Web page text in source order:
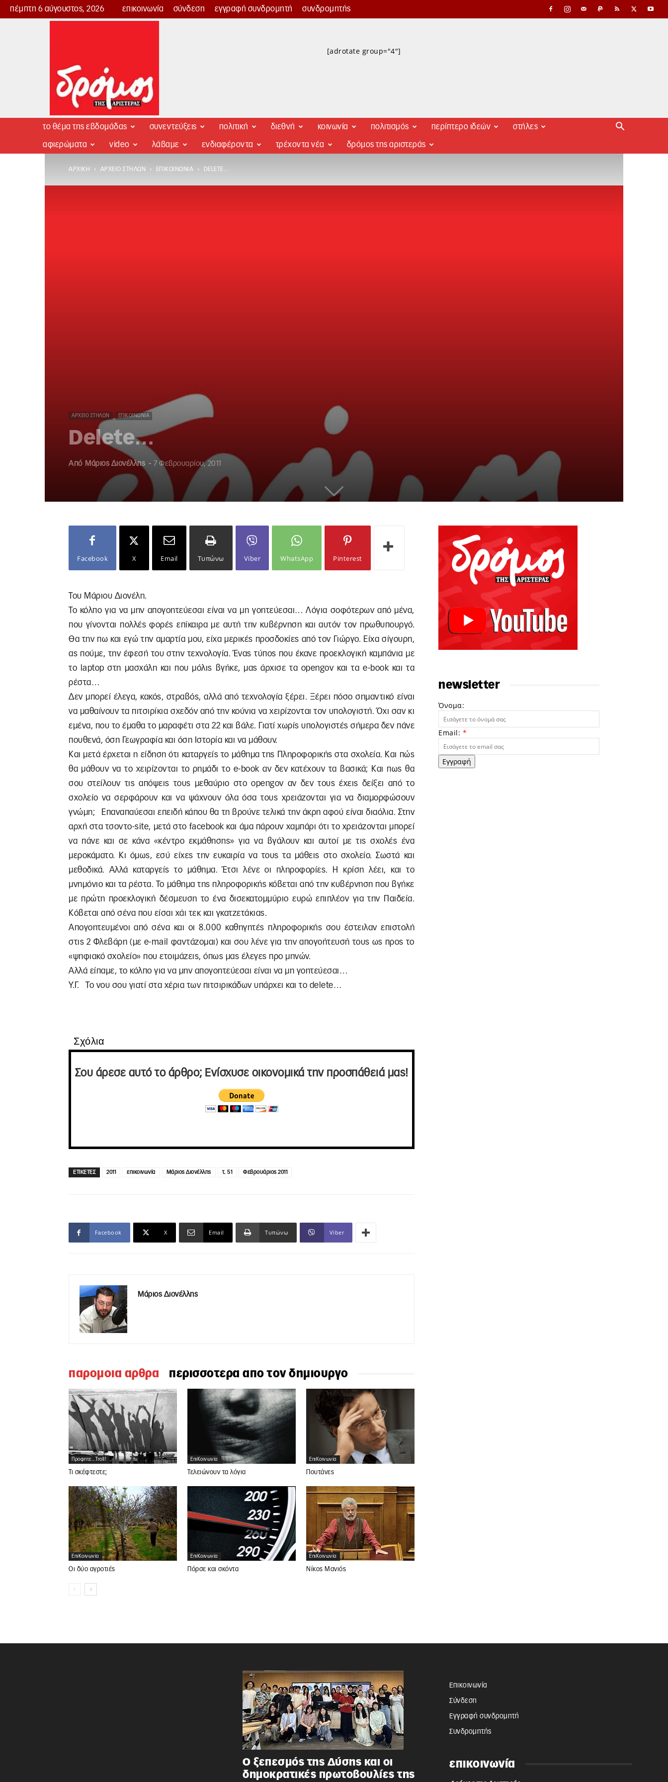
πέμπτη 6 αύγουστος, 2026 επικοινωνία σύνδεση εγγραφή συνδρομητή συνδρομητής
Δρόμος
[adrotate group="4"]
το θέμα της εβδομάδας συνεντεύξεις πολιτική διεθνή κοινωνία πολιτισμός περίπτερο ιδεών στήλες
αφιερώματα video λάβαμε ενδιαφέροντα τρέχοντα νέα δρόμος της αριστεράς
ΑΡΧΙΚΉ ΑΡΧΕΊΟ ΣΤΗΛΏΝ ΕΠΙΚΟΙΝΩΝΊΑ DELETE…
ΑΡΧΕΊΟ ΣΤΗΛΏΝ ΕΠΙΚΟΙΝΩΝΊΑ
Delete…
Από Μάριος Διονέλλης - 7 Φεβρουαρίου, 2011
Facebook X Email Τυπώνω Viber WhatsApp Pinterest
Του Μάριου Διονέλη.
Το κόλπο για να μην απογοητεύεσαι είναι να μη γοητεύεσαι… Λόγια σοφότερων από μένα,
που γίνονται πολλές φορές επίκαιρα με αυτή την κυβέρνηση και αυτόν τον πρωθυπουργό.
Θα την πω και εγώ την αμαρτία μου, είχα μερικές προσδοκίες από τον Γιώργο. Είχα σίγουρη,
ας πούμε, την έφεσή του στην τεχνολογία. Ένας τύπος που έκανε προεκλογική καμπάνια με
το laptop στη μασχάλη και που μόλις βγήκε, μας άρχισε τα opengov και τα e-book και τα
ρέστα…
Δεν μπορεί έλεγα, κακός, στραβός, αλλά από τεχνολογία ξέρει. Ξέρει πόσο σημαντικό είναι
να μαθαίνουν τα πιτσιρίκια σχεδόν από την κούνια να χειρίζονται τον υπολογιστή. Όχι σαν κι
εμένα, που το έμαθα το μαραφέτι στα 22 και βάλε. Γιατί χωρίς υπολογιστές σήμερα δεν πάνε
πουθενά, όση Γεωγραφία και όση Ιστορία και να μάθουν.
Και μετά έρχεται η είδηση ότι καταργείς το μάθημα της Πληροφορικής στα σχολεία. Και πώς
θα μάθουν να το χειρίζονται το ρημάδι το e-book αν δεν κατέχουν τα βασικά; Και πως θα
σου στείλουν τις απόψεις τους μεθαύριο στο opengov αν δεν τους έχεις δείξει από το
σχολείο να σερφάρουν και να ψάχνουν όλα όσα τους χρειάζονται για να διαμορφώσουν
γνώμη; Επαναπαύεσαι επειδή κάπου θα τη βρούνε τελικά την άκρη αφού είναι διαόλια. Στην
αρχή στα τσοντο-site, μετά στο facebook και άμα πάρουν χαμπάρι ότι το χρειάζονται μπορεί
να πάνε και σε κάνα «κέντρο εκμάθησης» για να βγάλουν και αυτοί με τις σχολές ένα
μεροκάματο. Κι όμως, εσύ είχες την ευκαιρία να τους τα μάθεις στο σχολείο. Σωστά και
μεθοδικά. Αλλά καταργείς το μάθημα. Έτσι λένε οι πληροφορίες. Η κρίση λέει, και το
μνημόνιο και τα ρέστα. Το μάθημα της πληροφορικής κόβεται από την κυβέρνηση που βγήκε
με πρώτη προεκλογική δέσμευση το ένα δισεκατομμύριο ευρώ επιπλέον για την Παιδεία.
Κόβεται από σένα που είσαι χάι τεκ και γκατζετάκιας.
Απογοητευμένοι από σένα και οι 8.000 καθηγητές πληροφορικής σου έστειλαν επιστολή
στις 2 Φλεβάρη (με e-mail φαντάζομαι) και σου λένε για την απογοήτευσή τους ως προς το
«ψηφιακό σχολείο» που ετοιμάζεις, όπως μας έλεγες προ μηνών.
Αλλά είπαμε, το κόλπο για να μην απογοητεύεσαι είναι να μη γοητεύεσαι…
Υ.Γ. Το νου σου γιατί στα χέρια των πιτσιρικάδων υπάρχει και το delete…
Σχόλια
Σου άρεσε αυτό το άρθρο; Ενίσχυσε οικονομικά την προσπάθειά μας!
ΕΤΙΚΕΤΕΣ 2011 επικοινωνία Μάριος Διονέλλης τ. 51 Φεβρουάριος 2011
Facebook X Email Τυπώνω Viber
Μάριος Διονέλλης
παρομοια αρθρα περισσοτερα απο τον δημιουργο
Προφητε...troll!
Τι σκέφτεστε;
ΕπιΚοινωνία
Τελειώνουν τα λόγια
ΕπιΚοινωνία
Πουτάνες
ΕπιΚοινωνία
Οι δύο αγροτιές
ΕπιΚοινωνία
Πόρσε και σκόντα
ΕπιΚοινωνία
Νίκος Μανιός
newsletter
Όνομα:
Email: *
Εγγραφή
Ο ξεπεσμός της Δύσης και οι
δημοκρατικές πρωτοβουλίες της
Επικοινωνία
Σύνδεση
Εγγραφή συνδρομητή
Συνδρομητής
επικοινωνία